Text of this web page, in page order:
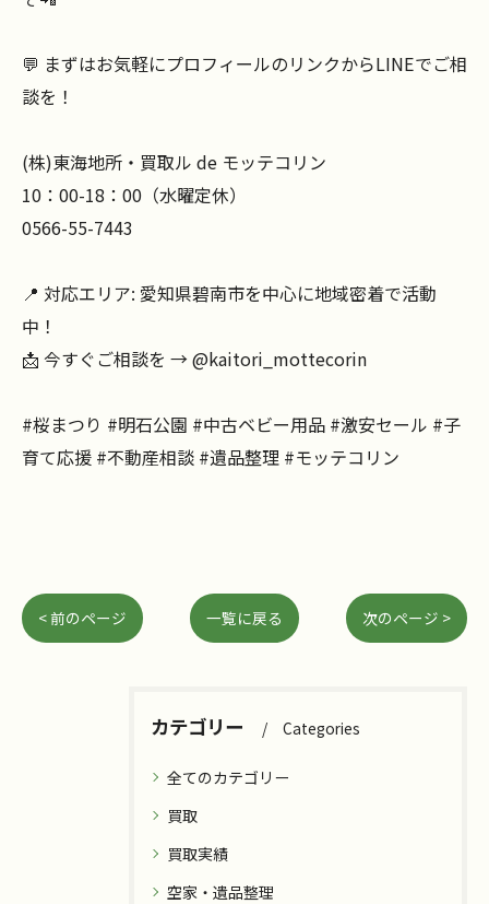
💬 まずはお気軽にプロフィールのリンクからLINEでご相
談を！
(株)東海地所・買取ル de モッテコリン
10：00-18：00（水曜定休）
0566-55-7443
📍 対応エリア: 愛知県碧南市を中心に地域密着で活動
中！
📩 今すぐご相談を → @kaitori_mottecorin
#桜まつり #明石公園 #中古ベビー用品 #激安セール #子
育て応援 #不動産相談 #遺品整理 #モッテコリン
< 前のページ 一覧に戻る 次のページ >
カテゴリー Categories
全てのカテゴリー
買取
買取実績
空家・遺品整理